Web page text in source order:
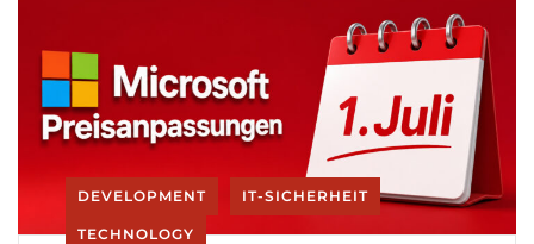
DEVELOPMENT IT-SICHERHEIT
TECHNOLOGY